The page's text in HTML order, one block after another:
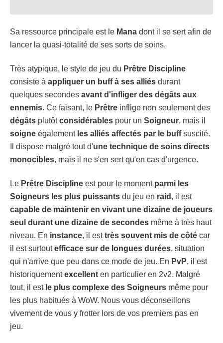
Sa ressource principale est le Mana dont il se sert afin de
lancer la quasi-totalité de ses sorts de soins.
Très atypique, le style de jeu du Prêtre Discipline
consiste à appliquer un buff à ses alliés durant
quelques secondes avant d'infliger des dégâts aux
ennemis. Ce faisant, le Prêtre inflige non seulement des
dégâts plutôtconsidérables pour un Soigneur, mais il
soigne également les alliés affectés par le buffsuscité.
Il dispose malgré tout d'une technique de soins directs
monocibles, mais il ne s'en sert qu'en cas d'urgence.
Le Prêtre Discipline est pour le moment parmi les
Soigneurs les plus puissants du jeu en raid , il est
capable de maintenir en vivant une dizaine de joueurs
seul durant une dizaine de secondes même à très haut
niveau. En instance, il esttrès souvent mis de côté car
il est surtoutefficace sur de longues durées, situation
qui n'arrive que peu dans ce mode de jeu. En PvP, il est
historiquementexcellent en particulier en 2v2. Malgré
tout, il est le plus complexe des Soigneurs même pour
les plus habitués à WoW. Nous vous déconseillons
vivement de vous y frotter lors de vos premiers pas en
jeu.